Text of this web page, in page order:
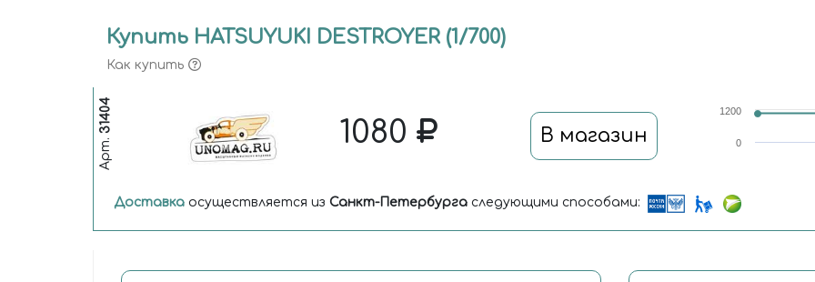
Купить HATSUYUKI DESTROYER (1/700)
Как купить
Арт.
31404 1080 В магазин 0
1200
Доставка осуществляется из Санкт-Петербурга следующими способами: